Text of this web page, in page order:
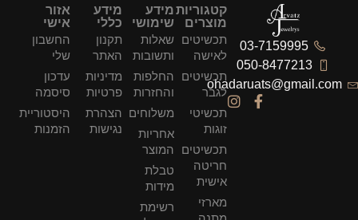
03-7159995
050-8477213
ohadaruats@gmail.com
קטגוריות
מוצרים
תכשיטים
לאישה
תכשיטים
לגבר
תכשיטי
זוגות
תכשיטים
חריטה
אישית
מארזי
מידע
שימושי
שאלות
ותשובות
החלפות
והחזרות
משלוחים
אחריות
המוצר
טבלת
מידות
רשימת
מידע
כללי
תקנון
האתר
מדיניות
פרטיות
הצהרת
נגישות
אזור
אישי
החשבון
שלי
עדכון
סיסמה
היסטוריית
הזמנות